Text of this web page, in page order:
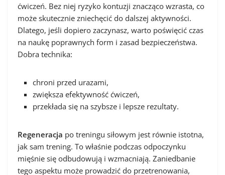
ćwiczeń. Bez niej ryzyko kontuzji znacząco wzrasta, co
może skutecznie zniechęcić do dalszej aktywności.
Dlatego, jeśli dopiero zaczynasz, warto poświęcić czas
na naukę poprawnych form i zasad bezpieczeństwa.
Dobra technika:
chroni przed urazami,
zwiększa efektywność ćwiczeń,
przekłada się na szybsze i lepsze rezultaty.
Regeneracja po treningu siłowym jest równie istotna,
jak sam trening. To właśnie podczas odpoczynku
mięśnie się odbudowują i wzmacniają. Zaniedbanie
tego aspektu może prowadzić do przetrenowania,